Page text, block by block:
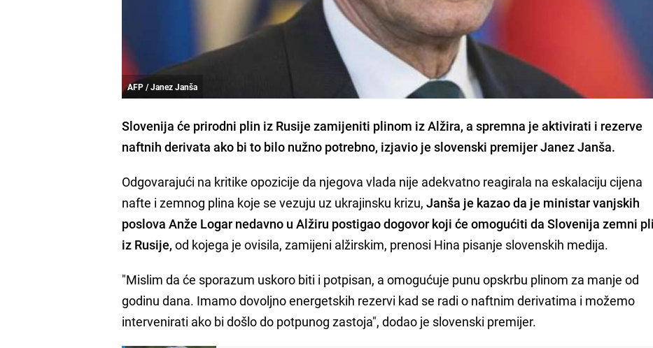
AFP / Janez Janša
Slovenija će prirodni plin iz Rusije zamijeniti plinom iz Alžira, a spremna je aktivirati i rezerve
naftnih derivata ako bi to bilo nužno potrebno, izjavio je slovenski premijer Janez Janša.
Odgovarajući na kritike opozicije da njegova vlada nije adekvatno reagirala na eskalaciju cijena
nafte i zemnog plina koje se vezuju uz ukrajinsku krizu,Janša je kazao da je ministar vanjskih
poslova Anže Logar nedavno u Alžiru postigao dogovor koji će omogućiti da Slovenija zemni
iz Rusije, od kojega je ovisila, zamijeni alžirskim, prenosi Hina pisanje slovenskih medija.
"Mislim da će sporazum uskoro biti i potpisan, a omogućuje punu opskrbu plinom za manje od
godinu dana. Imamo dovoljno energetskih rezervi kad se radi o naftnim derivatima i možemo
intervenirati ako bi došlo do potpunog zastoja", dodao je slovenski premijer.